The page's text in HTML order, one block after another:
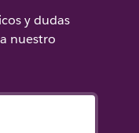
y dudas
nuestro